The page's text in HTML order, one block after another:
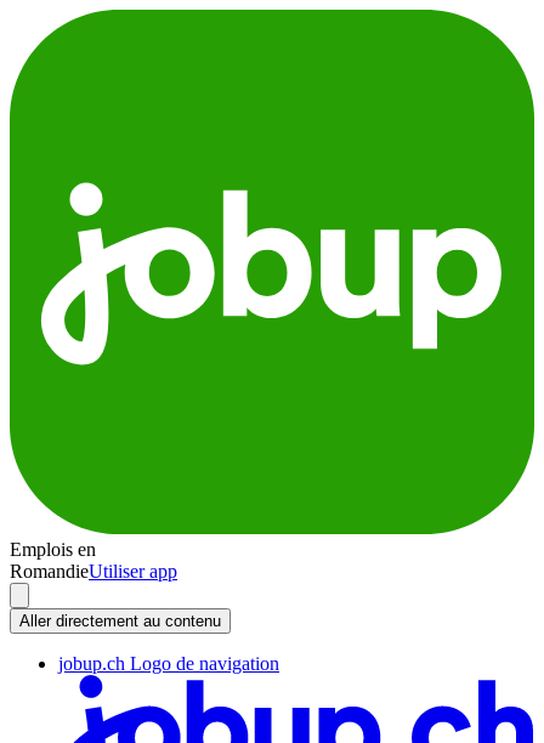
Emplois en
RomandieUtiliser app
Aller directement au contenu
jobup.ch Logo de navigation